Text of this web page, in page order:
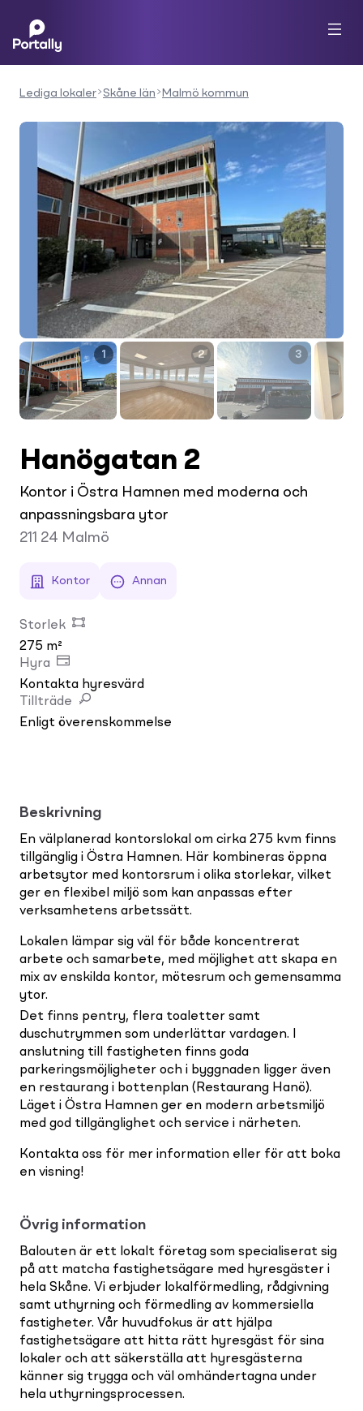
Lediga lokaler Skåne län Malmö kommun
1 2 3
Hanögatan 2
Kontor i Östra Hamnen med moderna och
anpassningsbara ytor
211 24 Malmö
Kontor Annan
Storlek
275 m²
Hyra
Kontakta hyresvärd
Tillträde
Enligt överenskommelse
Beskrivning
En välplanerad kontorslokal om cirka 275 kvm finns
tillgänglig i Östra Hamnen. Här kombineras öppna
arbetsytor med kontorsrum i olika storlekar, vilket
ger en flexibel miljö som kan anpassas efter
verksamhetens arbetssätt.
Lokalen lämpar sig väl för både koncentrerat
arbete och samarbete, med möjlighet att skapa en
mix av enskilda kontor, mötesrum och gemensamma
ytor.
Det finns pentry, flera toaletter samt
duschutrymmen som underlättar vardagen. I
anslutning till fastigheten finns goda
parkeringsmöjligheter och i byggnaden ligger även
en restaurang i bottenplan (Restaurang Hanö).
Läget i Östra Hamnen ger en modern arbetsmiljö
med god tillgänglighet och service i närheten.
Kontakta oss för mer information eller för att boka
en visning!
Övrig information
Balouten är ett lokalt företag som specialiserat sig
på att matcha fastighetsägare med hyresgäster i
hela Skåne. Vi erbjuder lokalförmedling, rådgivning
samt uthyrning och förmedling av kommersiella
fastigheter. Vår huvudfokus är att hjälpa
fastighetsägare att hitta rätt hyresgäst för sina
lokaler och att säkerställa att hyresgästerna
känner sig trygga och väl omhändertagna under
hela uthyrningsprocessen.